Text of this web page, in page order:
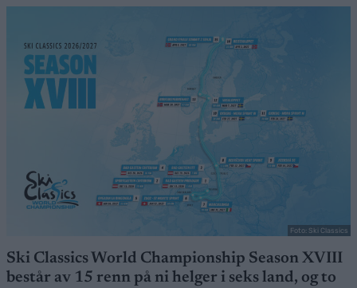
Foto: Ski Classics
Ski Classics World Championship Season XVIII
består av 15 renn på ni helger i seks land, og to